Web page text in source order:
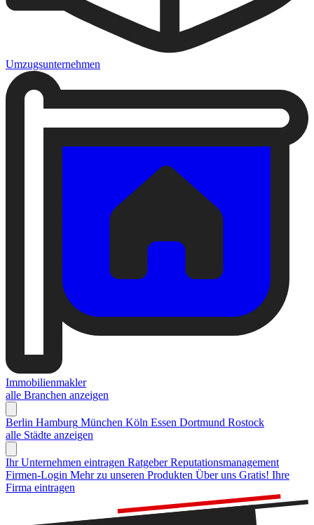
Umzugsunternehmen
Immobilienmakler
alle Branchen anzeigen
Berlin Hamburg München Köln Essen Dortmund Rostock
alle Städte anzeigen
Ihr Unternehmen eintragen Ratgeber Reputationsmanagement
Firmen-Login Mehr zu unseren Produkten Über uns Gratis! Ihre
Firma eintragen